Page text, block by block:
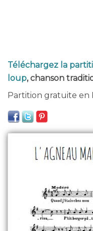
Téléchargez la
loup, chanson
Partition gratuite en